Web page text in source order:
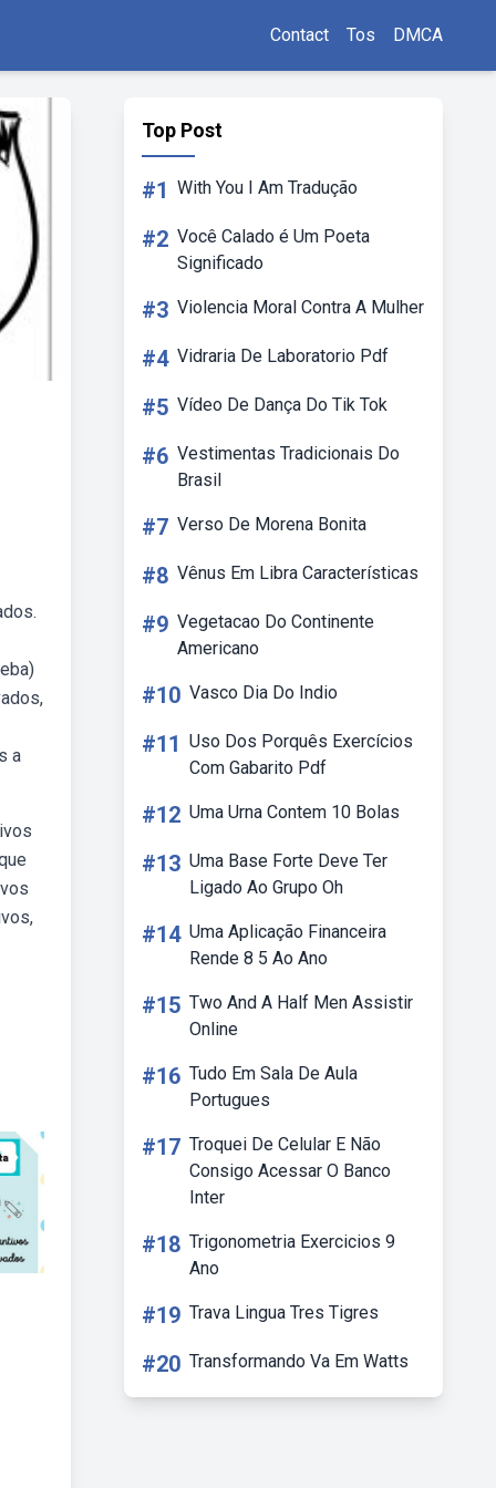
Contact Tos DMCA
a
Top Post
#1 With You I Am Tradução
#2 Você Calado é Um Poeta
Significado
#3 Violencia Moral Contra A Mulher
#4 Vidraria De Laboratorio Pdf
#5 Vídeo De Dança Do Tik Tok
#6 Vestimentas Tradicionais Do
Brasil
#7 Verso De Morena Bonita
#8 Vênus Em Libra Características
#9 Vegetacao Do Continente
Americano
#10 Vasco Dia Do Indio
#11 Uso Dos Porquês Exercícios
Com Gabarito Pdf
#12 Uma Urna Contem 10 Bolas
#13 Uma Base Forte Deve Ter
Ligado Ao Grupo Oh
#14 Uma Aplicação Financeira
Rende 8 5 Ao Ano
#15 Two And A Half Men Assistir
Online
#16 Tudo Em Sala De Aula
Portugues
#17 Troquei De Celular E Não
Consigo Acessar O Banco
Inter
#18 Trigonometria Exercicios 9
Ano
#19 Trava Lingua Tres Tigres
#20 Transformando Va Em Watts